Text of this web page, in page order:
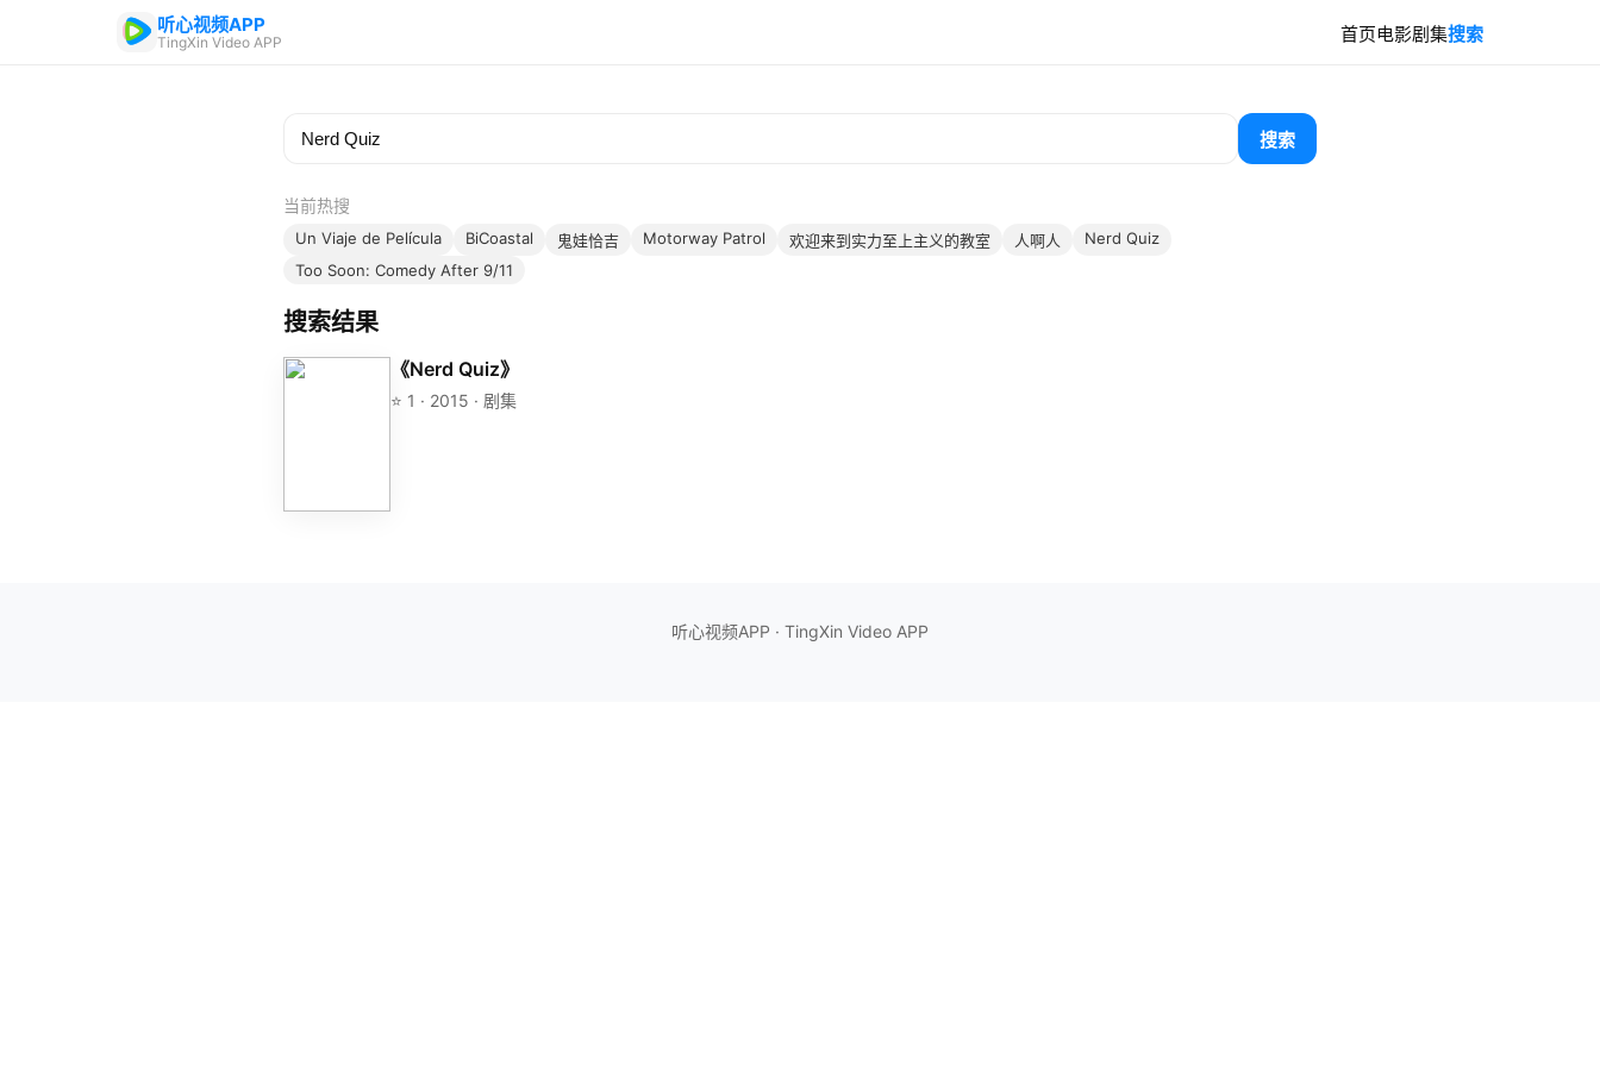
听心视频APP
TingXin Video APP 首页电影剧集搜索
搜索
当前热搜
Un Viaje de Película BiCoastal 鬼娃恰吉 Motorway Patrol 欢迎来到实力至上主义的教室 人啊人
Nerd Quiz
Too Soon: Comedy After 9/11
搜索结果
《Nerd Quiz》
⭐ 1 · 2015 · 剧集
听心视频APP · TingXin Video APP